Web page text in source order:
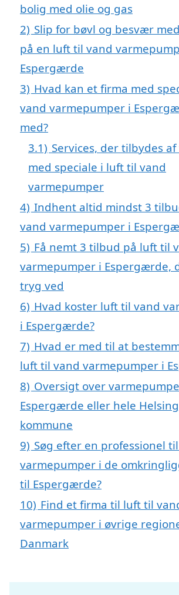
bolig med olie og gas
2) Slip for bøvl og besvær
på en luft til vand
Espergærde
3) Hvad kan et firma med
vand varmepumper i
med?
3.1) Services, der tilbydes
med speciale i luft til vand
varmepumper
4) Indhent altid mindst 3
vand varmepumper i
5) Få nemt 3 tilbud på luft til
varmepumper i Espergærde,
tryg ved
6) Hvad koster luft til vand
i Espergærde?
7) Hvad er med til at
luft til vand varmepumper i
8) Oversigt over
Espergærde eller hele
kommune
9) Søg efter en professionel
varmepumper i de
til Espergærde?
10) Find et firma til luft til
varmepumper i øvrige
Danmark